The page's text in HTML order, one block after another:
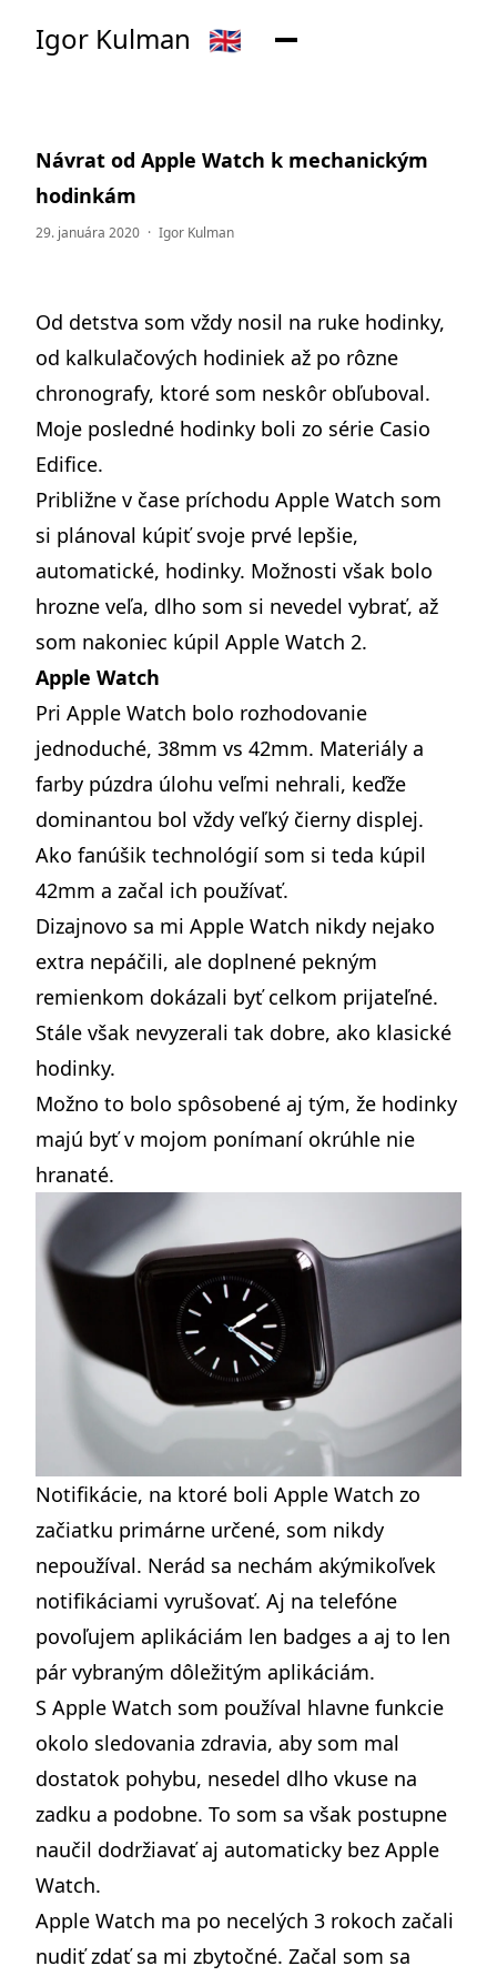
Igor Kulman 🇬🇧
Návrat od Apple Watch k mechanickým
hodinkám
29. januára 2020 · Igor Kulman
Od detstva som vždy nosil na ruke hodinky,
od kalkulačových hodiniek až po rôzne
chronografy, ktoré som neskôr obľuboval.
Moje posledné hodinky boli zo série Casio
Edifice.
Približne v čase príchodu Apple Watch som
si plánoval kúpiť svoje prvé lepšie,
automatické, hodinky. Možnosti však bolo
hrozne veľa, dlho som si nevedel vybrať, až
som nakoniec kúpil Apple Watch 2.
Apple Watch
Pri Apple Watch bolo rozhodovanie
jednoduché, 38mm vs 42mm. Materiály a
farby púzdra úlohu veľmi nehrali, keďže
dominantou bol vždy veľký čierny displej.
Ako fanúšik technológií som si teda kúpil
42mm a začal ich používať.
Dizajnovo sa mi Apple Watch nikdy nejako
extra nepáčili, ale doplnené pekným
remienkom dokázali byť celkom prijateľné.
Stále však nevyzerali tak dobre, ako klasické
hodinky.
Možno to bolo spôsobené aj tým, že hodinky
majú byť v mojom ponímaní okrúhle nie
hranaté.
Notifikácie, na ktoré boli Apple Watch zo
začiatku primárne určené, som nikdy
nepoužíval. Nerád sa nechám akýmikoľvek
notifikáciami vyrušovať. Aj na telefóne
povoľujem aplikáciám len badges a aj to len
pár vybraným dôležitým aplikáciám.
S Apple Watch som používal hlavne funkcie
okolo sledovania zdravia, aby som mal
dostatok pohybu, nesedel dlho vkuse na
zadku a podobne. To som sa však postupne
naučil dodržiavať aj automaticky bez Apple
Watch.
Apple Watch ma po necelých 3 rokoch začali
nudiť zdať sa mi zbytočné. Začal som sa